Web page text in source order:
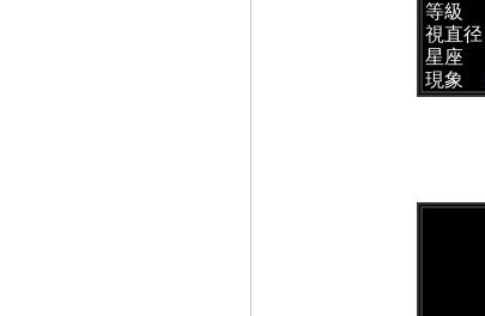
等級
視直径
星座
現象